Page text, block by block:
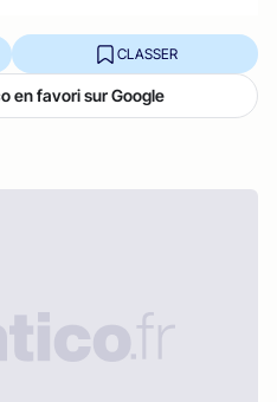
CLASSER
en favori sur Google